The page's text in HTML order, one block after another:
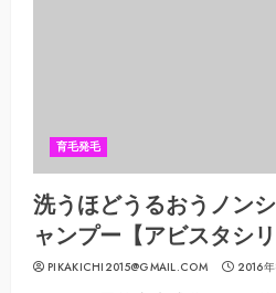
育毛発毛
洗うほどうるおうノン
ャンプー【アビスタシリ
PIKAKICHI2015@GMAIL.COM 2016